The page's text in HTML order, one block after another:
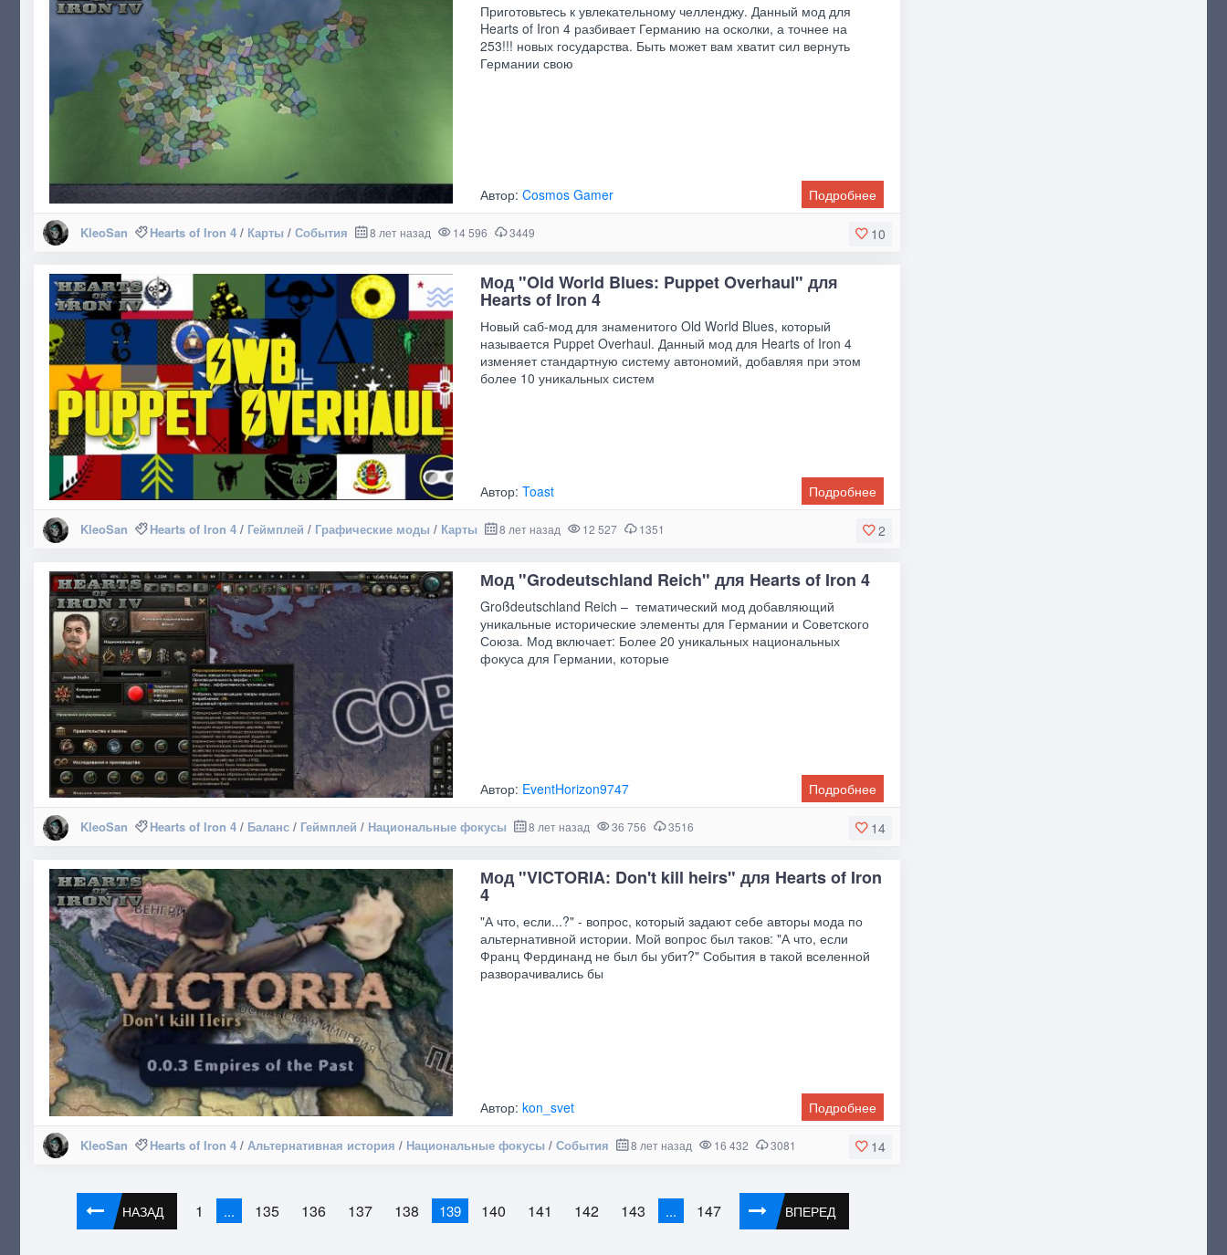
Приготовьтесь к увлекательному челленджу. Данный мод для
Hearts of Iron 4 разбивает Германию на осколки, а точнее на
253!!! новых государства. Быть может вам хватит сил вернуть
Германии свою
Автор:Cosmos Gamer Подробнее
10
KleoSan Hearts of Iron 4/ Карты / События 8 лет назад 14 596 3449
Мод "Old World Blues: Puppet Overhaul" для
Hearts of Iron 4
Новый саб-мод для знаменитого Old World Blues, который
называется Puppet Overhaul. Данный мод для Hearts of Iron 4
изменяет стандартную систему автономий, добавляя при этом
более 10 уникальных систем
Автор:Toast Подробнее
2
KleoSan Hearts of Iron 4/ Геймплей / Графические моды / Карты 8 лет назад 12 527 1351
Мод "Grodeutschland Reich" для Hearts of Iron 4
Großdeutschland Reich – тематический мод добавляющий
уникальные исторические элементы для Германии и Советского
Союза. Мод включает: Более 20 уникальных национальных
фокуса для Германии, которые
Автор: EventHorizon9747 Подробнее
14
KleoSan Hearts of Iron 4/ Баланс/ Геймплей / Национальные фокусы 8 лет назад 36 756 3516
Мод "VICTORIA: Don't kill heirs" для Hearts of Iron
4
"А что, если...?" - вопрос, который задают себе авторы мода по
альтернативной истории. Мой вопрос был таков: "А что, если
Франц Фердинанд не был бы убит?" События в такой вселенной
разворачивались бы
Автор:kon_svet Подробнее
14
KleoSan Hearts of Iron 4/ Альтернативная история / Национальные фокусы / События 8 лет назад 16 432 3081
НАЗАД 1 ... 135 136 137 138 139 140 141 142 143 ... 147 ВПЕРЕД